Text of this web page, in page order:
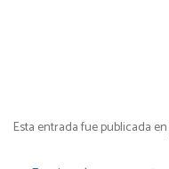
Esta entrada fue publicada en